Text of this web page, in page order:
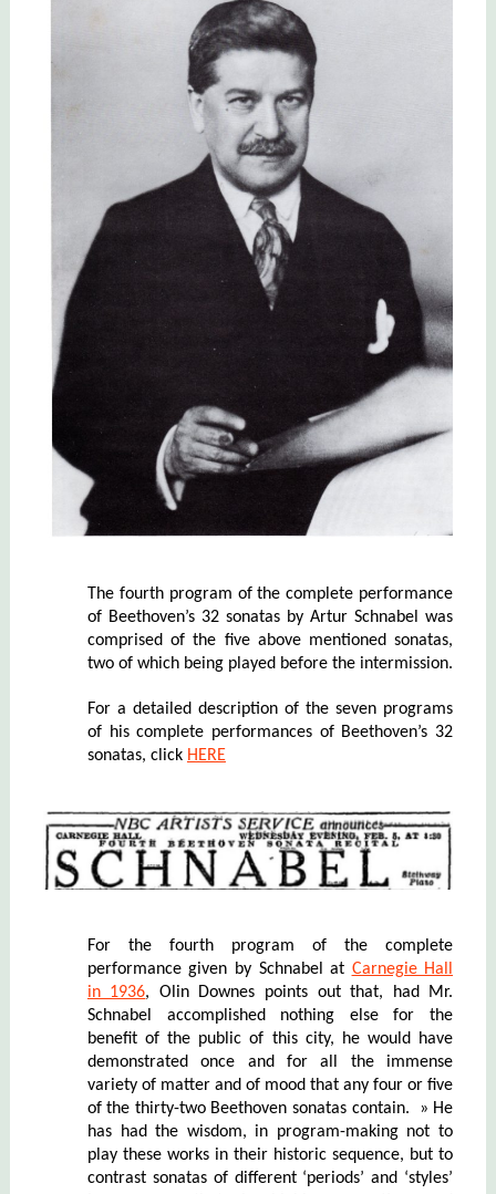
The fourth program of the complete performance
of Beethoven’s 32 sonatas by Artur Schnabel was
comprised of the five above mentioned sonatas,
two of which being played before the intermission.
For a detailed description of the seven programs
of his complete performances of Beethoven’s 32
sonatas, click HERE
For the fourth program of the complete
performance given by Schnabel at Carnegie Hall
in 1936, Olin Downes points out that, had Mr.
Schnabel accomplished nothing else for the
benefit of the public of this city, he would have
demonstrated once and for all the immense
variety of matter and of mood that any four or five
of the thirty-two Beethoven sonatas contain. » He
has had the wisdom, in program-making not to
play these works in their historic sequence, but to
contrast sonatas of different ‘periods’ and ‘styles’